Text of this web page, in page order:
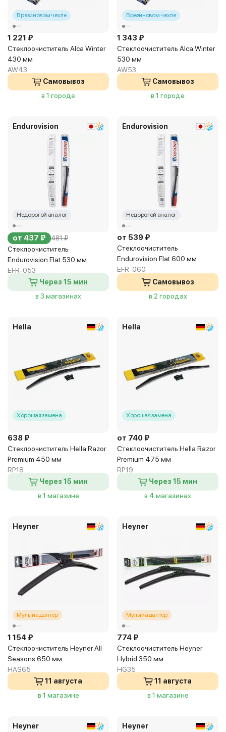
В резиновом чехле
1 221 ₽
Стеклоочиститель Alca Winter
430 мм
AW43
Самовывоз
в 1 городе
В резиновом чехле
1 343 ₽
Стеклоочиститель Alca Winter
530 мм
AW53
Самовывоз
в 1 городе
Endurovision
Недорогой аналог
от 437 ₽ 481 ₽
Стеклоочиститель
Endurovision Flat 530 мм
EFR-053
Через 15 мин
в 3 магазинах
Endurovision
Недорогой аналог
от 539 ₽
Стеклоочиститель
Endurovision Flat 600 мм
EFR-060
Самовывоз
в 2 городах
Hella
Хорошая замена
638 ₽
Стеклоочиститель Hella Razor
Premium 450 мм
RP18
Через 15 мин
в 1 магазине
Hella
Хорошая замена
от 740 ₽
Стеклоочиститель Hella Razor
Premium 475 мм
RP19
Через 15 мин
в 4 магазинах
Heyner
Мультиадаптер
1 154 ₽
Стеклоочиститель Heyner All
Seasons 650 мм
HAS65
11 августа
в 1 магазине
Heyner
Мультиадаптер
774 ₽
Стеклоочиститель Heyner
Hybrid 350 мм
HG35
11 августа
в 1 магазине
Heyner Heyner